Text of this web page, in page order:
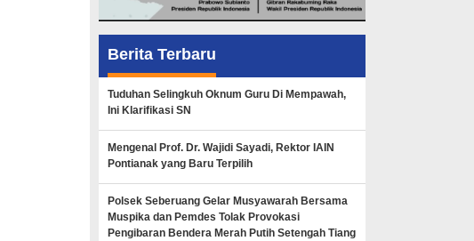
Berita Terbaru
Tuduhan Selingkuh Oknum Guru Di Mempawah,
Ini Klarifikasi SN
Mengenal Prof. Dr. Wajidi Sayadi, Rektor IAIN
Pontianak yang Baru Terpilih
Polsek Seberuang Gelar Musyawarah Bersama
Muspika dan Pemdes Tolak Provokasi
Pengibaran Bendera Merah Putih Setengah Tiang